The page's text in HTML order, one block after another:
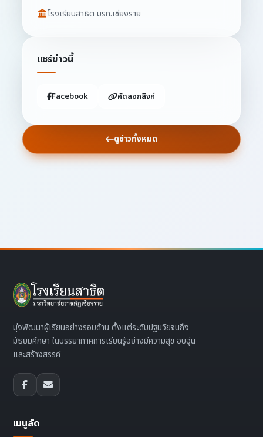
โรงเรียนสาธิต มรภ.เชียงราย
แชร์ข่าวนี้
Facebook คัดลอกลิงก์
ดูข่าวทั้งหมด
มุ่งพัฒนาผู้เรียนอย่างรอบด้าน ตั้งแต่ระดับปฐมวัยจนถึง
มัธยมศึกษา ในบรรยากาศการเรียนรู้อย่างมีความสุข อบอุ่น
และสร้างสรรค์
เมนูลัด